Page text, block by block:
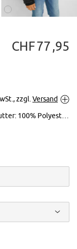
Vergrößern
CHF77 95
zzgl. Versand
100% Polyester (recycelt)